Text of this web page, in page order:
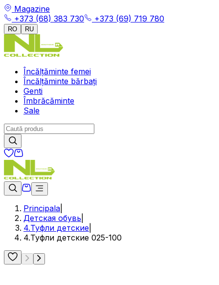
Magazine
+373 (68) 383 730
+373 (69) 719 780
RO RU
Încălțăminte femei
Încălțăminte bărbați
Genti
Îmbrăcăminte
Sale
Principala
Детская обувь
4.Туфли детские
4.Туфли детские 025-100